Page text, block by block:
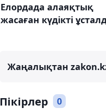
Елордада алаяқтық
жасаған күдікті
Жаңалықтан
Пікірлер 0